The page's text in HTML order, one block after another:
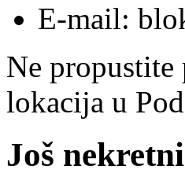
E-mail:
Ne
lokacija u
Još